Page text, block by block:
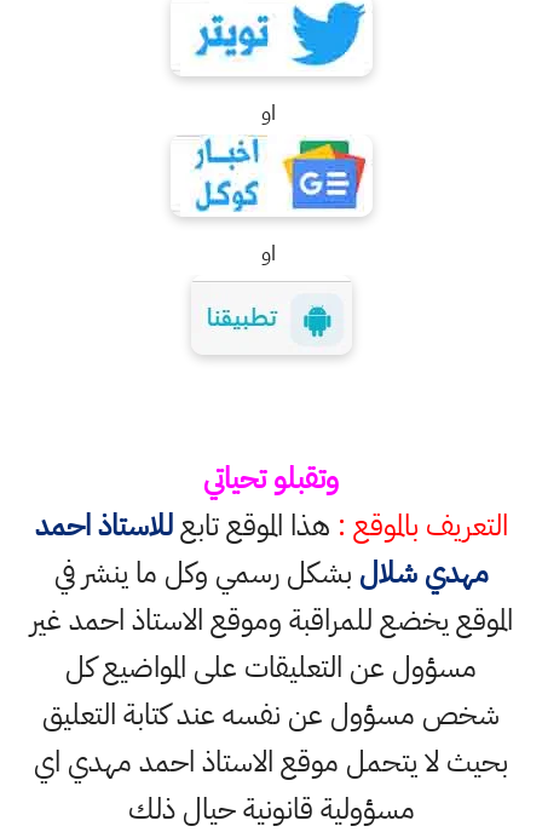
او
او
وتقبلو تحياتي
التعريف بالموقع : هذا الموقع تابعللاستاذ احمد
مهدي شلال بشكل رسمي وكل ما ينشر في
الموقع يخضع للمراقبة وموقع الاستاذ احمد غير
مسؤول عن التعليقات على المواضيع كل
شخص مسؤول عن نفسه عند كتابة التعليق
بحيث لا يتحمل موقع الاستاذ احمد مهدي اي
مسؤولية قانونية حيال ذلك